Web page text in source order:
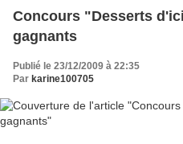
Concours "Desserts
gagnants
Publié le 23/12/2009 à 22:35
Par karine100705